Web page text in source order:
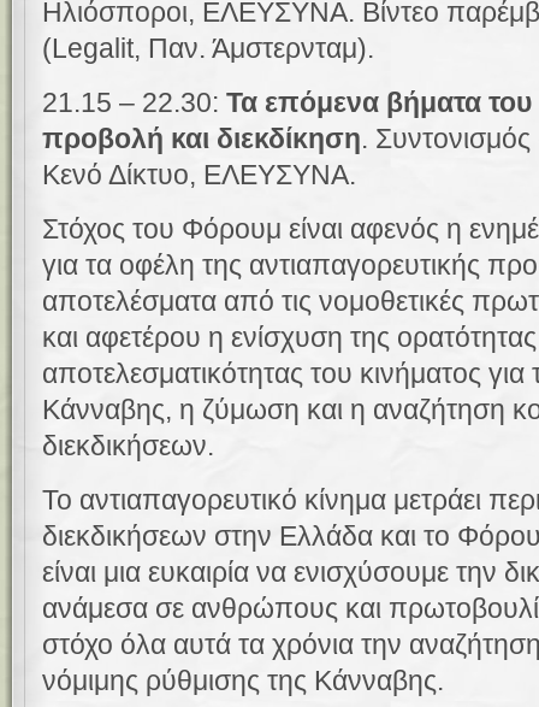
Ηλιόσποροι, ΕΛΕΥΣΥΝΑ. Βίντεο
(Legalit, Παν. Άμστερνταμ).
21.15 – 22.30: Τα επόμενα βήματα του
προβολή και διεκδίκηση.
Κενό Δίκτυο, ΕΛΕΥΣΥΝΑ.
Στόχος του Φόρουμ είναι αφενός η
για τα οφέλη της αντιαπαγορευτικής
αποτελέσματα από τις νομοθετικές
και αφετέρου η ενίσχυση της
αποτελεσματικότητας του κινήματος
Κάνναβης, η ζύμωση και η αναζήτηση
διεκδικήσεων.
Το αντιαπαγορευτικό κίνημα μετράει
διεκδικήσεων στην Ελλάδα και το
είναι μια ευκαιρία να ενισχύσουμε την
ανάμεσα σε ανθρώπους και
στόχο όλα αυτά τα χρόνια την
νόμιμης ρύθμισης της Κάνναβης.